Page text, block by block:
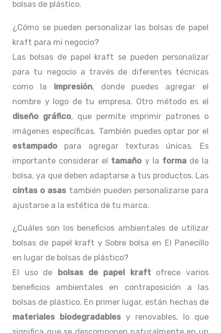
bolsas de plástico.
¿Cómo se pueden personalizar las bolsas de papel
kraft para mi negocio?
Las bolsas de papel kraft se pueden personalizar
para tu negocio a través de diferentes técnicas
como la impresión, donde puedes agregar el
nombre y logo de tu empresa. Otro método es el
diseño gráfico, que permite imprimir patrones o
imágenes específicas. También puedes optar por el
estampado para agregar texturas únicas. Es
importante considerar el tamaño y la formade la
bolsa, ya que deben adaptarse a tus productos. Las
cintas o asas también pueden personalizarse para
ajustarse a la estética de tu marca.
¿Cuáles son los beneficios ambientales de utilizar
bolsas de papel kraft y Sobre bolsa en El Panecillo
en lugar de bolsas de plástico?
El uso de bolsas de papel kraftofrece varios
beneficios ambientales en contraposición a las
bolsas de plástico. En primer lugar, están hechas de
materiales biodegradables y renovables, lo que